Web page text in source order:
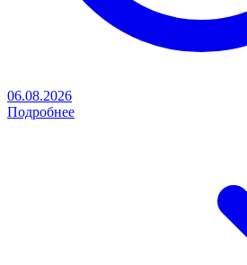
06.08.2026
Подробнее